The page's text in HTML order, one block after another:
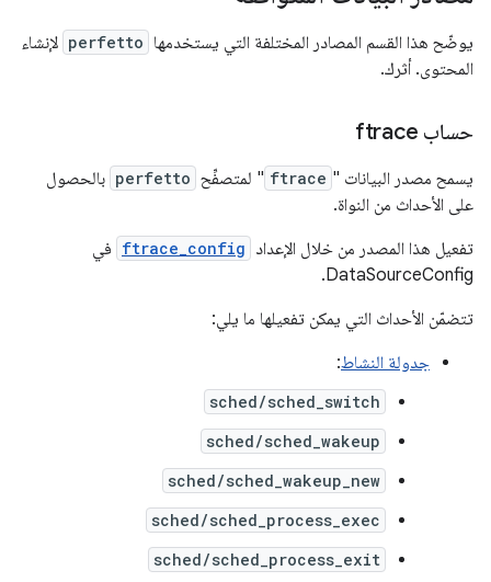
يوضّح هذا القسم المصادر المختلفة التي يستخدمها perfetto لإنشاء
المحتوى. أثرك.
حساب ftrace
يسمح مصدر البيانات " ftrace " لمتصفِّح perfetto بالحصول
على الأحداث من النواة.
تفعيل هذا المصدر من خلال الإعداد ftrace_config في
DataSourceConfig.
تتضمّن الأحداث التي يمكن تفعيلها ما يلي:
جدولة النشاط:
sched/sched_switch
sched/sched_wakeup
sched/sched_wakeup_new
sched/sched_process_exec
sched/sched_process_exit